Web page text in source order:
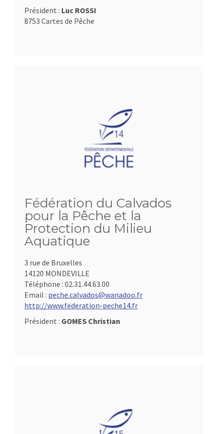
Président : Luc ROSSI
8753 Cartes de Pêche
Fédération du Calvados
pour la Pêche et la
Protection du Milieu
Aquatique
3 rue de Bruxelles
14120 MONDEVILLE
Téléphone : 02.31.44.63.00
Email : peche.calvados@wanadoo.fr
http://www.federation-peche14.fr
Président : GOMES Christian